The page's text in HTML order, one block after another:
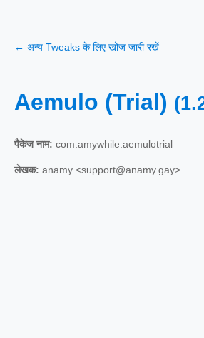
← अन्य Tweaks के लिए खोज जारी रखें
Aemulo (Trial)
पैकेज नाम: com.amywhile.aemulotrial
लेखक: anamy <support@anamy.gay>